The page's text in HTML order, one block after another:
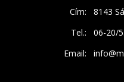
Cím:
8143
Tel.:
06-20/
Email: